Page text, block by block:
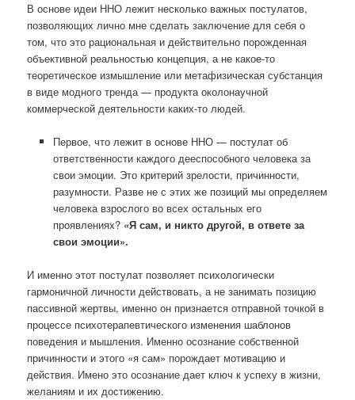
В основе идеи ННО лежит несколько важных постулатов,
позволяющих лично мне сделать заключение для себя о
том, что это рациональная и действительно порожденная
объективной реальностью концепция, а не какое-то
теоретическое измышление или метафизическая субстанция
в виде модного тренда — продукта околонаучной
коммерческой деятельности каких-то людей.
Первое, что лежит в основе ННО — постулат об
ответственности каждого дееспособного человека за
свои эмоции. Это критерий зрелости, причинности,
разумности. Разве не с этих же позиций мы определяем
человека взрослого во всех остальных его
проявлениях?«Я сам, и никто другой, в ответе за
свои эмоции».
И именно этот постулат позволяет психологически
гармоничной личности действовать, а не занимать позицию
пассивной жертвы, именно он признается отправной точкой в
процессе психотерапевтического изменения шаблонов
поведения и мышления. Именно осознание собственной
причинности и этого «я сам» порождает мотивацию и
действия. Имено это осознание дает ключ к успеху в жизни,
желаниям и их достижению.